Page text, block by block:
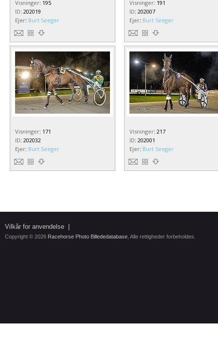
Visninger: 195
ID: 202019
Ejer: Burt Seeger
Visninger: 191
ID: 202007
Ejer: Burt Seeger
Visninger: 171
ID: 202032
Ejer: Burt Seeger
Visninger: 217
ID: 202001
Ejer: Burt Seeger
Vilkår for anvendelse
Copyright © 2026 Racehorse Photo Billededatabase , Alle rettigheder forbeholdes.